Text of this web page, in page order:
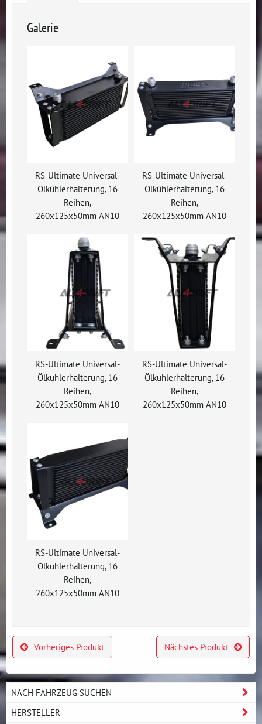
Galerie
RS-Ultimate Universal-
Ölkühlerhalterung, 16
Reihen,
260x125x50mm AN10
RS-Ultimate Universal-
Ölkühlerhalterung, 16
Reihen,
260x125x50mm AN10
RS-Ultimate Universal-
Ölkühlerhalterung, 16
Reihen,
260x125x50mm AN10
RS-Ultimate Universal-
Ölkühlerhalterung, 16
Reihen,
260x125x50mm AN10
RS-Ultimate Universal-
Ölkühlerhalterung, 16
Reihen,
260x125x50mm AN10
Vorheriges Produkt Nächstes Produkt
NACH FAHRZEUG SUCHEN
HERSTELLER